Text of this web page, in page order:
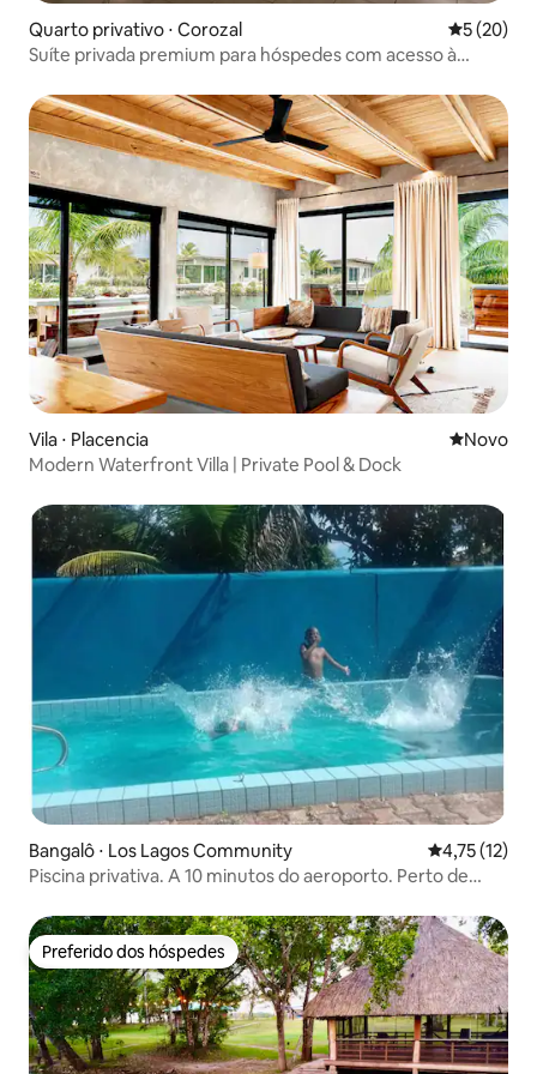
Quarto privativo ⋅ Corozal 5 de uma
5 (20)
Suíte privada premium para hóspedes com acesso à
Vila ⋅ Placencia Novo
Novo
Modern Waterfront Villa | Private Pool & Dock
Bangalô ⋅ Los Lagos Community 4,75 de uma
4,75 (12)
Piscina privativa. A 10 minutos do aeroporto. Perto de
Preferido dos hóspedes
Preferido dos hóspedes